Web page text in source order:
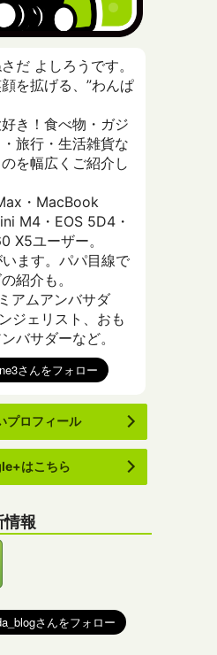
だ よしろうです。
を拡げる、”わんぱ
き！食べ物・ガジ
旅行・生活雑貨な
を幅広くご紹介し
・MacBook
M4・EOS 5D4・
X5ユーザー。
ます。パパ目線で
紹介も。
アムアンバサダ
ジェリスト、おも
バサダーなど。
プロフィール
はこちら
情報